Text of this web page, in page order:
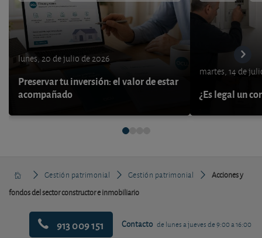
lunes, 20 de julio de 2026
Preservar tu inversión: el valor de estar
acompañado
martes, 14 de
¿Es legal un
Gestión patrimonial Gestión patrimonial
Acciones y
fondos del sector constructor e inmobiliario
913 009 151 Contacto de lunes a jueves de 9:00 a 16:00